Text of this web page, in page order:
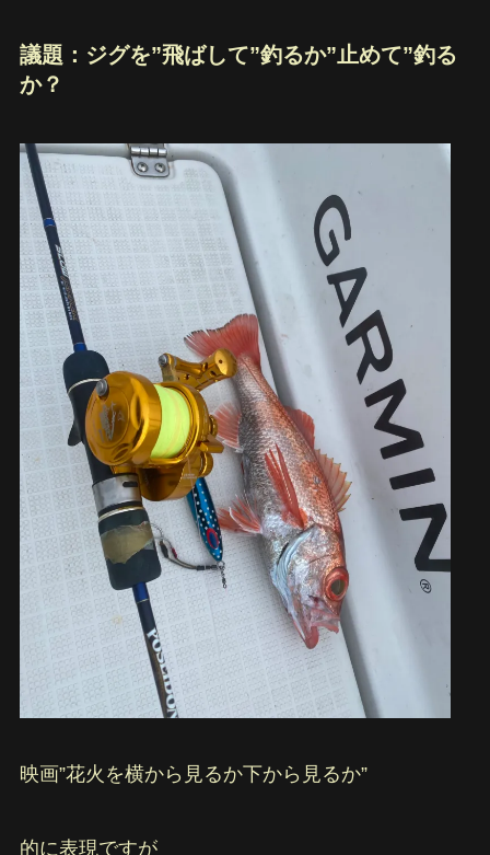
議題：ジグを”飛ばして”釣るか”止めて”釣る
か？
映画”花火を横から見るか下から見るか”
的に表現ですが